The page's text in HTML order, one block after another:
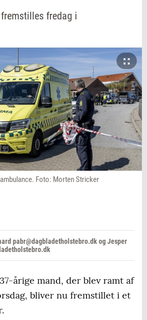
fredag i
Foto: Morten Stricker
pabr@dagbladetholstebro.dk og Jesper
årige mand, der blev ramt af
bliver nu fremstillet i et